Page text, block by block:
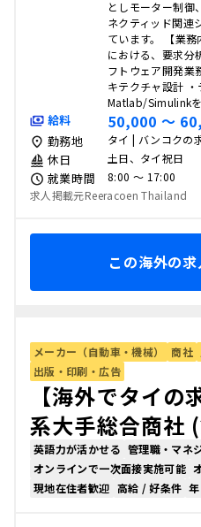
としモーター制御
ネクティッド関連
ています。 【業
における、要求分
フトウェア開発業
キテクチャ設計 ・
Matlab/Simulink
給料 50,000 〜
勤務地 タイ | バンコクの
休日 土日、タイ祝日
就業時間
8:00 〜 17:00
求人掲載元Reeracoen Thailand
この海外の
メーカー（自動車・機械） 商社
出版・印刷・広告
【海外でタイの
系大手総合商社
英語力が活かせる 管理職・マネ
オンラインで一次面接実施可能
現地在住者歓迎 高給 / 好条件